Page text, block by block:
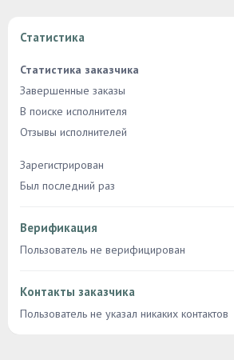
Статистика
Статистика заказчика
Завершенные заказы
В поиске исполнителя
Отзывы исполнителей
Зарегистрирован
Был последний раз
Верификация
Пользователь не верифицирован
Контакты заказчика
Пользователь не указал никаких контактов